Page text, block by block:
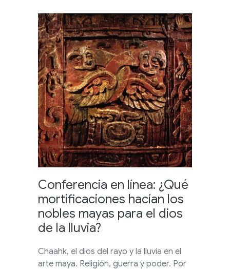
Conferencia en línea: ¿Qué
mortificaciones hacían los
nobles mayas para el dios
de la lluvia?
Chaahk, el dios del rayo y la lluvia en el
arte maya. Religión, guerra y poder. Por